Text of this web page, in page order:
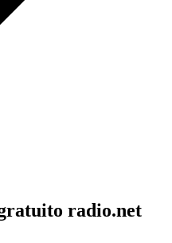
radio.net